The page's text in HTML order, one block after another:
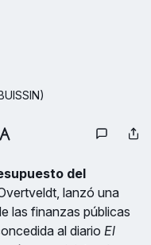
del
lanzó una
las finanzas públicas
al diario El